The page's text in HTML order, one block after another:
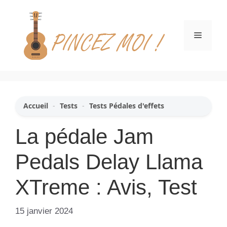
contenu
Menu
Accueil - Tests - Tests Pédales d'effets
La pédale Jam
Pedals Delay Llama
XTreme : Avis, Test
15 janvier 2024